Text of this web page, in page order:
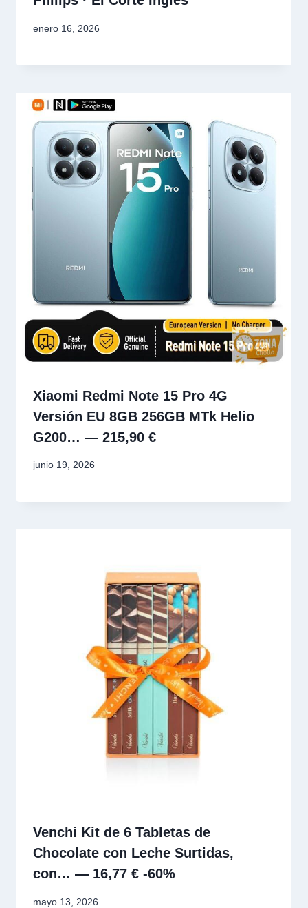
enero 16, 2026
Xiaomi Redmi Note 15 Pro 4G
Versión EU 8GB 256GB MTk Helio
G200… — 215,90 €
junio 19, 2026
Venchi Kit de 6 Tabletas de
Chocolate con Leche Surtidas,
con… — 16,77 € -60%
mayo 13, 2026